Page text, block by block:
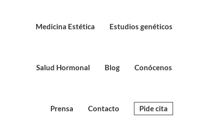
Medicina Estética Estudios genéticos
Salud Hormonal Blog Conócenos
Prensa Contacto Pide cita